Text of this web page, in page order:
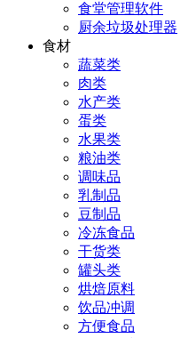
食堂管理软件
厨余垃圾处理器
食材
蔬菜类
肉类
水产类
蛋类
水果类
粮油类
调味品
乳制品
豆制品
冷冻食品
干货类
罐头类
烘焙原料
饮品冲调
方便食品